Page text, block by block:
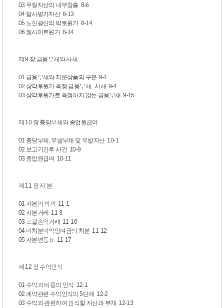
03 무형자산의 내부창출 8-6
04 탐사평가자산 8-13
05 노천광산의 박토원가 8-14
06 웹사이트원가 8-14
제 9 장 금융부채와 사채
01 금융부채와 지분상품의 구분 9-1
02 상각후원가 측정 금융부채 : 사채 9-4
03 상각후원가로 측정하지 않는 금융부채 9-15
제 10 장 충당부채와 종업원급여
01 충당부채, 우발부채 및 우발자산 10-1
02 보고기간후 사건 10-9
03 종업원급여 10-11
제 11 장 자 본
01 자본의 의의 11-1
02 자본거래 11-3
03 포괄손익거래 11-10
04 미처분이익잉여금의 처분 11-12
05 자본변동표 11-17
제 12 장 수익인식
01 수익과 비용의 인식 12-1
02 계약관련 수익인식의 5단계 12-2
03 수익과 관련하여 인식할 자산과 부채 12-13